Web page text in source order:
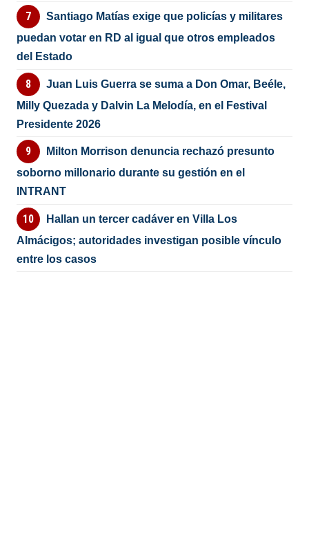
Santiago Matías exige que policías y militares
puedan votar en RD al igual que otros empleados
del Estado
Juan Luis Guerra se suma a Don Omar, Beéle,
Milly Quezada y Dalvin La Melodía, en el Festival
Presidente 2026
Milton Morrison denuncia rechazó presunto
soborno millonario durante su gestión en el
INTRANT
Hallan un tercer cadáver en Villa Los
Almácigos; autoridades investigan posible vínculo
entre los casos